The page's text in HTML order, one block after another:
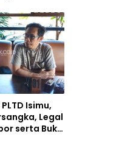
Isimu,
Legal
serta Bukti